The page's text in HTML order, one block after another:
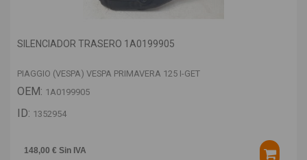
SILENCIADOR TRASERO 1A0199905
PIAGGIO (VESPA) VESPA PRIMAVERA 125 I-GET
OEM: 1A0199905
ID: 1352954
148,00 € Sin IVA